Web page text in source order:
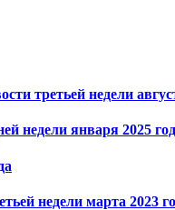
третьей недели
недели января 2025
недели марта 2023